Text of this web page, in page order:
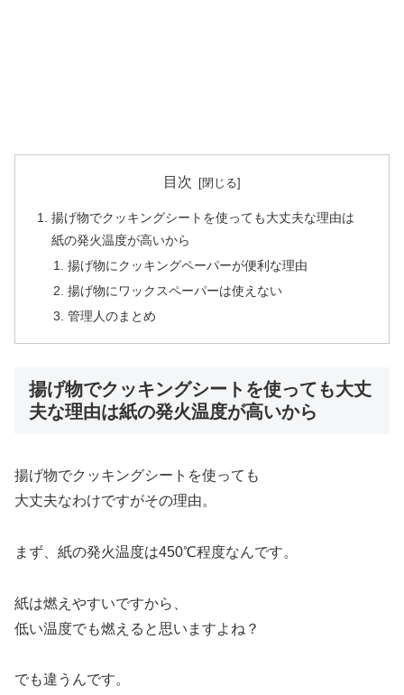
目次
揚げ物でクッキングシートを使っても大丈夫な理由は
紙の発火温度が高いから
揚げ物にクッキングペーパーが便利な理由
揚げ物にワックスペーパーは使えない
管理人のまとめ
揚げ物でクッキングシートを使っても大丈
夫な理由は紙の発火温度が高いから
揚げ物でクッキングシートを使っても
大丈夫なわけですがその理由。
まず、紙の発火温度は450℃程度なんです。
紙は燃えやすいですから、
低い温度でも燃えると思いますよね？
でも違うんです。